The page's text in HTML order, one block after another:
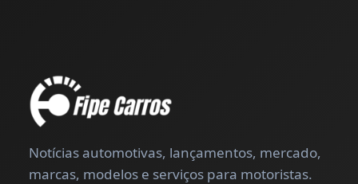
Notícias automotivas, lançamentos, mercado,
marcas, modelos e serviços para motoristas.